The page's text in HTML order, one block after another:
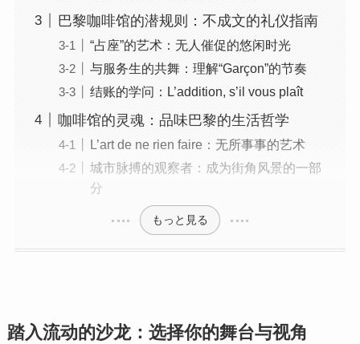
巴黎咖啡馆的潜规则：不成文的礼仪指南
“占座”的艺术：无人催促的悠闲时光
与服务生的共舞：理解“Garçon”的节奏
结账的学问：L’addition, s’il vous plaît
咖啡馆的灵魂：品味巴黎的生活哲学
L’art de ne rien faire：无所事事的艺术
城市脉搏的观察者：成为街角风景的一部
分
もっと見る
踏入流动的沙龙：选择你的舞台与视角